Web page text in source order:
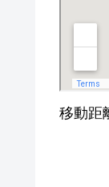
移動